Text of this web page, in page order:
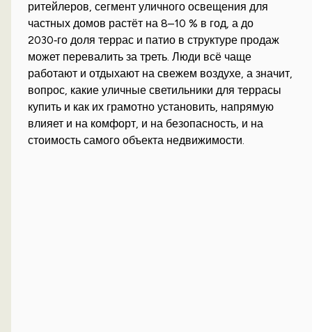
ритейлеров, сегмент уличного освещения для
частных домов растёт на 8–10 % в год, а до
2030‑го доля террас и патио в структуре продаж
может перевалить за треть. Люди всё чаще
работают и отдыхают на свежем воздухе, а значит,
вопрос, какие уличные светильники для террасы
купить и как их грамотно установить, напрямую
влияет и на комфорт, и на безопасность, и на
стоимость самого объекта недвижимости.